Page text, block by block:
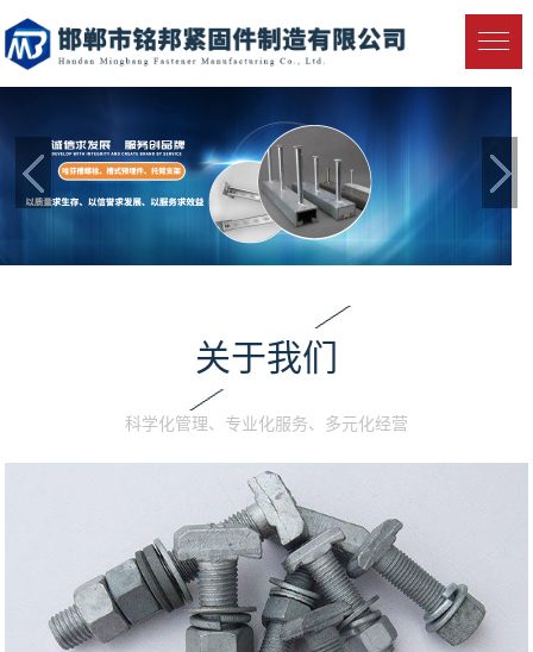
关于我们
科学化管理、专业化服务、多元化经营